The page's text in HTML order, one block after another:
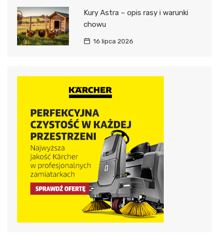
Kury Astra – opis rasy i warunki
chowu
16 lipca 2026